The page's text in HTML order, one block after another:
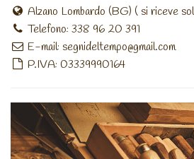
Alzano Lombardo (BG) ( si riceve
Telefono: 338 96 20 391
E-mail: segnideltempo@gmail.com
P.IVA: 03339990164